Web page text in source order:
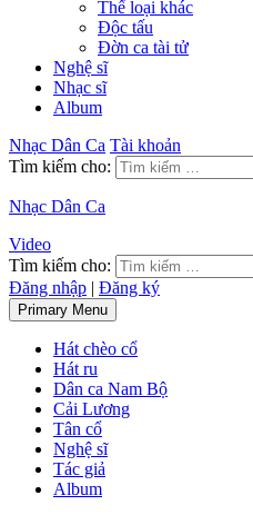
Thể loại khác
Độc tấu
Đờn ca tài tử
Nghệ sĩ
Nhạc sĩ
Album
Nhạc Dân Ca Tài khoản
Tìm kiếm cho:
Nhạc Dân Ca
Video
Tìm kiếm cho:
Đăng nhập | Đăng ký
Primary Menu
Hát chèo cổ
Hát ru
Dân ca Nam Bộ
Cải Lương
Tân cổ
Nghệ sĩ
Tác giả
Album